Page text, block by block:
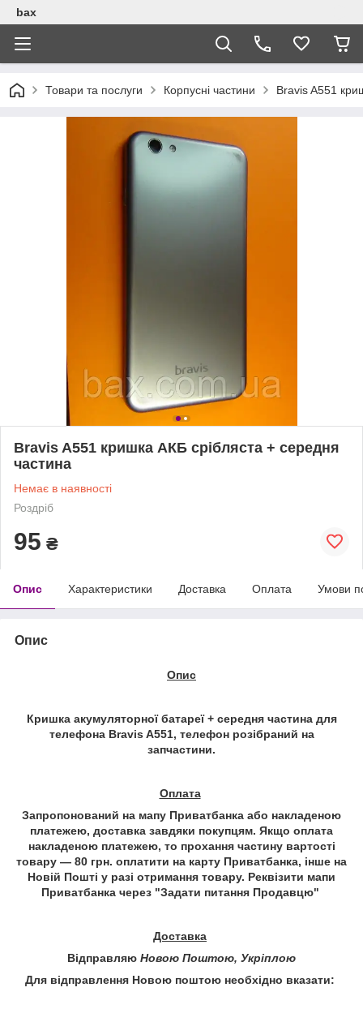
bax
Товари та послуги Корпусні частини Bravis A551
Bravis A551 кришка АКБ срібляста + середня
частина
Немає в наявності
Роздріб
95 ₴
Опис Характеристики Доставка Оплата Умови
Опис
Опис
Кришка акумуляторноїбатареї+ середня частинадля
телефона Bravis A551, телефон розібраний на
запчастини.
Оплата
Запропонований на мапу Приватбанка або накладеною
платежею, доставка завдяки покупцям. Якщо оплата
накладеною платежею, то прохання частину вартості
товару — 80 грн. оплатити на карту Приватбанка, інше на
Новій Пошті у разі отримання товару. Реквізити мапи
Приватбанка через "Задати питання Продавцю"
Доставка
Відправляю Новою Поштою, Укріплою
Для відправлення Новою поштою необхідно вказати: